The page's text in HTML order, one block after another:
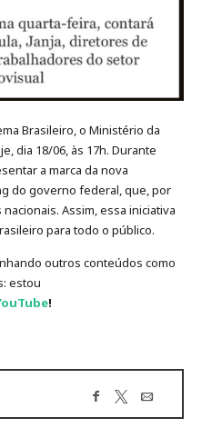
Brasileiro, o Ministério da
dia 18/06, às 17h. Durante
a marca da nova
do governo federal, que, por
Assim, essa iniciativa
para todo o público.
outros conteúdos como
estou
!